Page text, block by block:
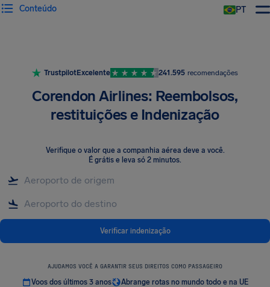
PT
Conteúdo
TrustpilotExcelente 241.595 recomendações
Corendon Airlines: Reembolsos,
restituições e Indenização
Verifique o valor que a companhia aérea deve a você.
É grátis e leva só 2 minutos.
Verificar indenização
AJUDAMOS VOCÊ A GARANTIR SEUS DIREITOS COMO PASSAGEIRO
Voos dos últimos 3 anos
Abrange rotas no mundo todo e na UE